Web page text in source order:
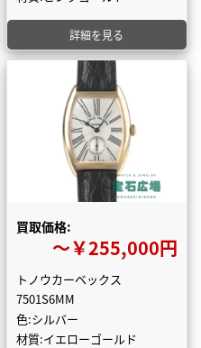
詳細を見る
買取価格:
〜￥255,000円
トノウカーベックス
7501S6MM
色:シルバー
材質:イエローゴールド